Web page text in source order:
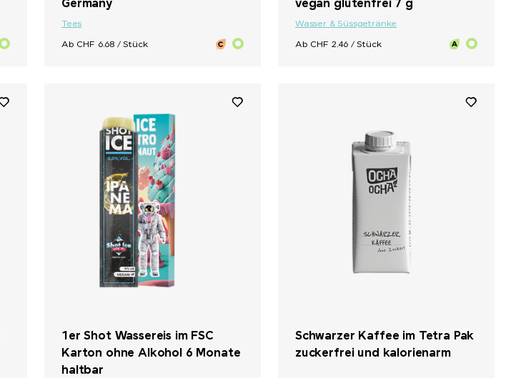
Germany
Tees
Ab CHF 6.68 / Stück
vegan glutenfrei 7 g
Wasser & Süssgetränke
Ab CHF 2.46 / Stück
1er Shot Wassereis im FSC
Karton ohne Alkohol 6 Monate
haltbar
Schwarzer Kaffee im Tetra Pak
zuckerfrei und kalorienarm